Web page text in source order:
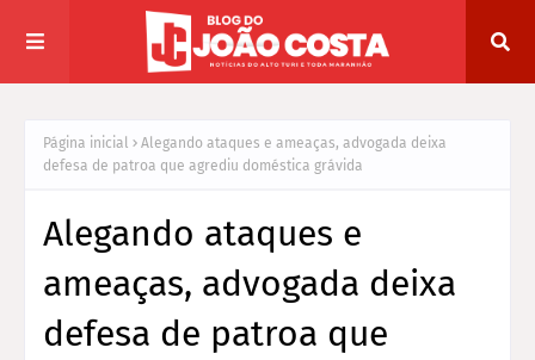
Página inicial
Alegando ataques e ameaças, advogada deixa
defesa de patroa que agrediu doméstica grávida
Alegando ataques e
ameaças, advogada deixa
defesa de patroa que